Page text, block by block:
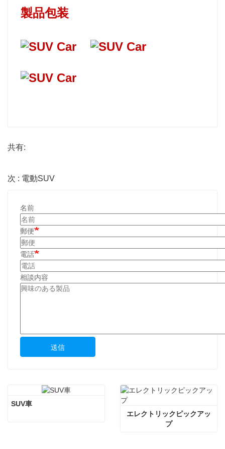
製品包装
共有:
次 : 電動SUV
名前
郵便
電話
相談内容
送信
SUV車
エレクトリックピックアッ
プ